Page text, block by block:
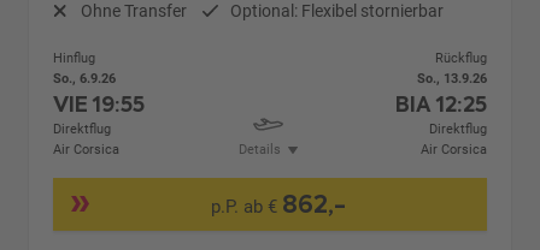
Ohne Transfer Optional: Flexibel stornierbar
Hinflug
So., 6.9.26
VIE19:55
Direktflug
Air Corsica
Details
Rückflug
So., 13.9.26
BIA 12:25
Direktflug
Air Corsica
p.P. ab € 862,-